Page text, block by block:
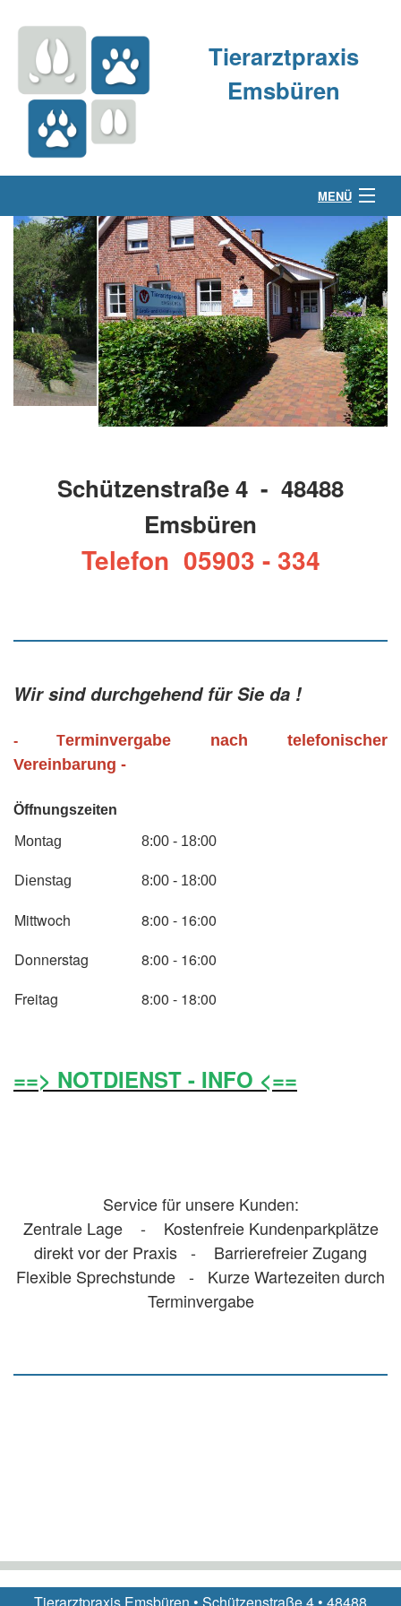
Tierarztpraxis
Emsbüren
MENÜ
Über uns
Kleintierpraxis
Großtierpraxis
Kontakt & Anfahrt
Schützenstraße 4 - 48488
Emsbüren
Telefon 05903 - 334
Wir sind durchgehend für Sie da !
- Terminvergabe nach telefonischer
Vereinbarung -
Öffnungszeiten
Montag 8:00 - 18:00
Dienstag 8:00 - 18:00
Mittwoch
8:00 - 16:00
Donnerstag
8:00 - 16:00
Freitag
8:00 - 18:00
==> NOTDIENST - INFO <==
Service für unsere Kunden:
Zentrale Lage - Kostenfreie Kundenparkplätze
direkt vor der Praxis - Barrierefreier Zugang
Flexible Sprechstunde - Kurze Wartezeiten durch
Terminvergabe
Tierarztpraxis Emsbüren • Schützenstraße 4 • 48488